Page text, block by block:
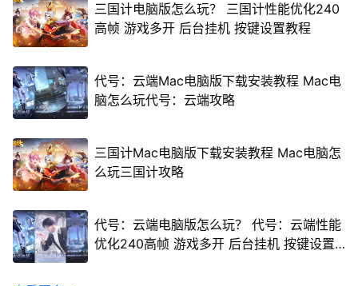
三国计电脑版怎么玩？ 三国计性能优化240
高帧 游戏多开 后台挂机 按键设置教程
代号：云端Mac电脑版下载安装教程 Mac电
脑怎么玩代号：云端攻略
三国计Mac电脑版下载安装教程 Mac电脑怎
么玩三国计攻略
代号：云端电脑版怎么玩？ 代号：云端性能
优化240高帧 游戏多开 后台挂机 按键设置